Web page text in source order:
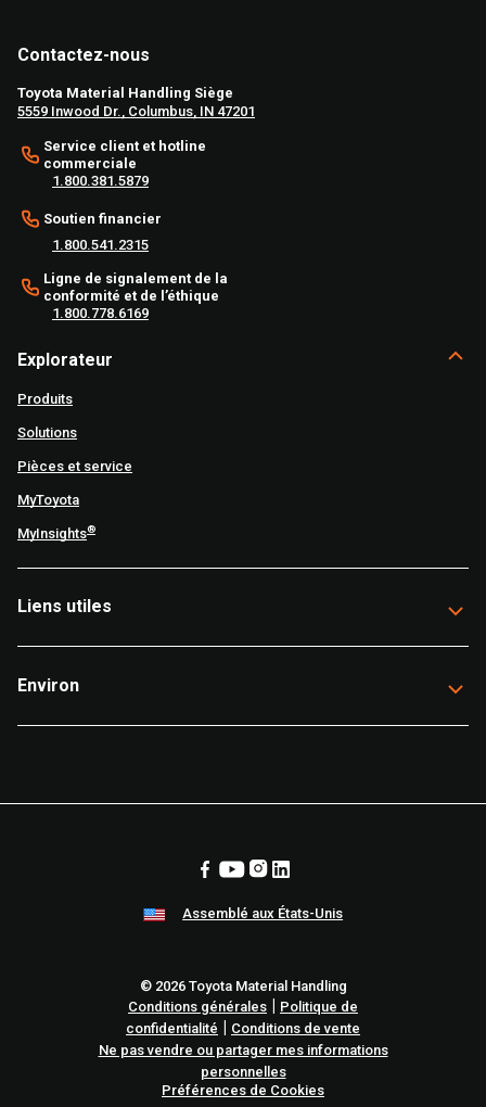
Contactez-nous
Toyota Material Handling Siège
5559 Inwood Dr., Columbus, IN 47201
Service client et hotline
commerciale
1.800.381.5879
Soutien financier
1.800.541.2315
Ligne de signalement de la
conformité et de l’éthique
1.800.778.6169
Explorateur
Produits
Solutions
Pièces et service
MyToyota
MyInsights®
Liens utiles
Environ
Assemblé aux États-Unis
© 2026 Toyota Material Handling
Conditions générales
Politique de
confidentialité
Conditions de vente
Ne pas vendre ou partager mes informations
personnelles
Préférences de Cookies